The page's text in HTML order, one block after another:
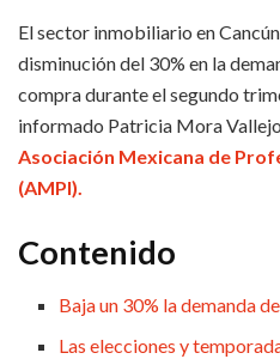
El sector inmobiliario en
disminución del 30% en la
compra durante el segundo
informado Patricia Mora
Asociación Mexicana de
(AMPI).
Contenido
Baja un 30% la demanda
Las elecciones y